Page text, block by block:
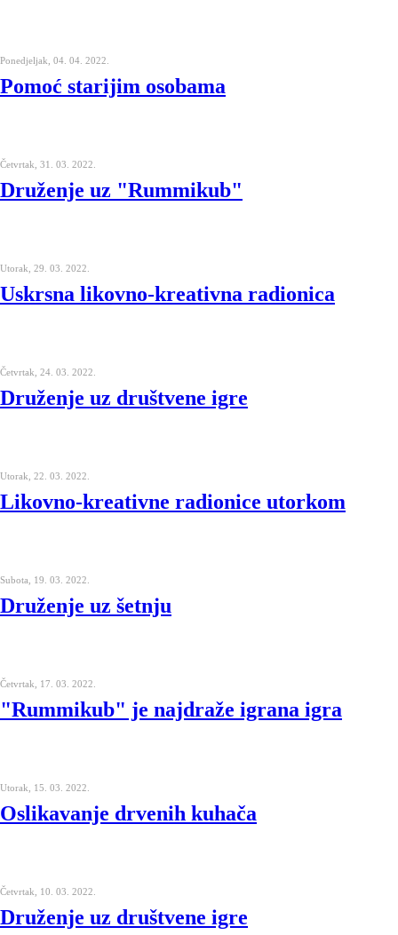
Ponedjeljak, 04. 04. 2022.
Pomoć starijim osobama
Četvrtak, 31. 03. 2022.
Druženje uz "Rummikub"
Utorak, 29. 03. 2022.
Uskrsna likovno-kreativna radionica
Četvrtak, 24. 03. 2022.
Druženje uz društvene igre
Utorak, 22. 03. 2022.
Likovno-kreativne radionice utorkom
Subota, 19. 03. 2022.
Druženje uz šetnju
Četvrtak, 17. 03. 2022.
"Rummikub" je najdraže igrana igra
Utorak, 15. 03. 2022.
Oslikavanje drvenih kuhača
Četvrtak, 10. 03. 2022.
Druženje uz društvene igre